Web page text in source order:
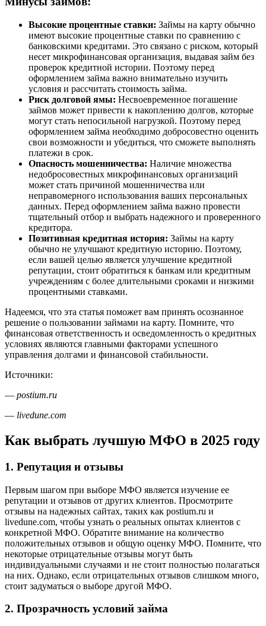
Высокие процентные ставки: Займы на карту обычно
имеют высокие процентные ставки по сравнению с
банковскими кредитами. Это связано с риском, который
несет микрофинансовая организация, выдавая займ без
проверок кредитной истории. Поэтому перед
оформлением займа важно внимательно изучить
условия и рассчитать стоимость займа.
Риск долговой ямы: Несвоевременное погашение
займов может привести к накоплению долгов, которые
могут стать непосильной нагрузкой. Поэтому перед
оформлением займа необходимо добросовестно оценить
свои возможности и убедиться, что сможете выполнять
платежи в срок.
Опасность мошенничества: Наличие множества
недобросовестных микрофинансовых организаций
может стать причиной мошенничества или
неправомерного использования ваших персональных
данных. Перед оформлением займа важно провести
тщательный отбор и выбрать надежного и проверенного
кредитора.
Позитивная кредитная история: Займы на карту
обычно не улучшают кредитную историю. Поэтому,
если вашей целью является улучшение кредитной
репутации, стоит обратиться к банкам или кредитным
учреждениям с более длительными сроками и низкими
процентными ставками.
Надеемся, что эта статья поможет вам принять осознанное
решение о пользовании займами на карту. Помните, что
финансовая ответственность и осведомленность о кредитных
условиях являются главными факторами успешного
управления долгами и финансовой стабильности.
Источники:
— postium.ru
— livedune.com
Как выбрать лучшую МФО в 2025 году
1. Репутация и отзывы
Первым шагом при выборе МФО является изучение ее
репутации и отзывов от других клиентов. Просмотрите
отзывы на надежных сайтах, таких как postium.ru и
livedune.com, чтобы узнать о реальных опытах клиентов с
конкретной МФО. Обратите внимание на количество
положительных отзывов и общую оценку МФО. Помните, что
некоторые отрицательные отзывы могут быть
индивидуальными случаями и не стоит полностью полагаться
на них. Однако, если отрицательных отзывов слишком много,
стоит задуматься о выборе другой МФО.
2. Прозрачность условий займа